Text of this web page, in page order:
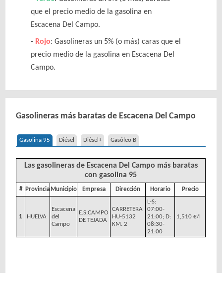
que el precio medio de la gasolina en
Escacena Del Campo.
Rojo: Gasolineras un 5% (o más) caras que el
precio medio de la gasolina en Escacena Del
Campo.
Gasolineras más baratas de Escacena Del Campo
Gasolina 95 Diésel Diésel+ Gasóleo B
Las gasolineras de Escacena Del Campo más baratas
con gasolina 95
# Provincia Municipio Empresa Dirección Horario Precio
1 HUELVA
Escacena
del
Campo
E.S.CAMPO
DE TEJADA
CARRETERA
HU-5132
KM. 2
L-S:
07:00-
21:00; D:
08:30-
21:00
1,510 €/l